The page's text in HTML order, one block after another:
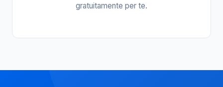
gratuitamente per te.